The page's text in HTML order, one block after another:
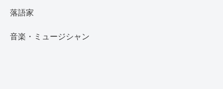
落語家
音楽・ミュージシャン